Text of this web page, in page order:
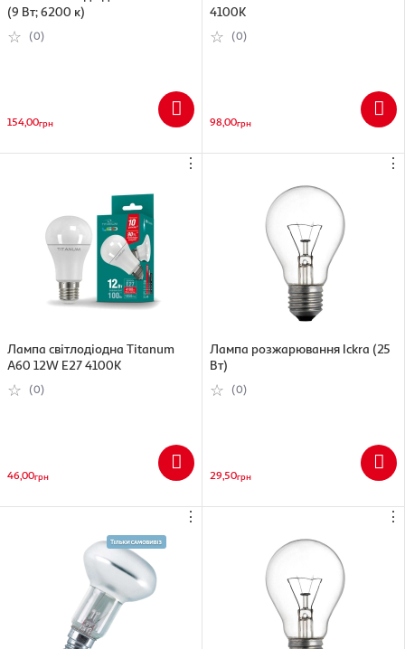
(9 Вт; 6200 к)
(0)
154,00грн
4100K
(0)
98,00грн
⋮
Лампа світлодіодна Titanum
A60 12W E27 4100K
(0)
46,00грн
⋮
Лампа розжарювання Ickra (25
Вт)
(0)
29,50грн
⋮ ⋮